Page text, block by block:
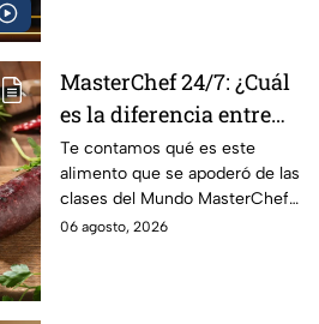
MasterChef 24/7: ¿Cuál
es la diferencia entre
morcilla y moronga?
Te contamos qué es este
alimento que se apoderó de las
clases del Mundo MasterChef
24/7.
06 agosto, 2026